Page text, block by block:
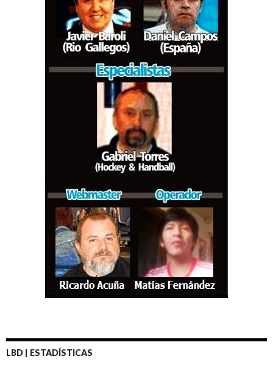
LBD | ESTADÍSTICAS